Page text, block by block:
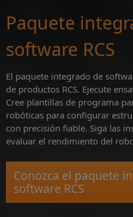
Paquete
software RCS
El paquete integrado de
de productos RCS. Ejecute
Cree plantillas de programa
robóticas para configurar
con precisión fiable. Siga las
evaluar el rendimiento del
Conozca el paquete
software RCS